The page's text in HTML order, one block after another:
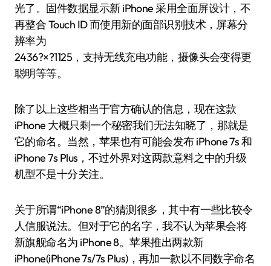
光了。固件数据显示新 iPhone 采用全面屏设计，不
再整合 Touch ID 而使用新的面部识别技术，屏幕分
辨率为
2436?×?1125，支持无线充电功能，摄像头会变得更
聪明等等。
除了以上这些相当于官方确认的信息，现在这款
iPhone 大概只剩一个秘密我们无法知晓了，那就是
它的命名。当然，苹果也有可能会发布 iPhone 7s 和
iPhone 7s Plus，不过外界对这两款意料之中的升级
机型不是十分关注。
关于所谓“iPhone 8”的猜测很多，其中有一些比较令
人信服说法。但对于它的名字，我不认为苹果会将
新旗舰命名为 iPhone 8。苹果推出两款新
iPhone(iPhone 7s/7s Plus)，再加一款以不同数字命名